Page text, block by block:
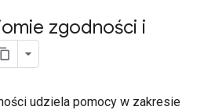
zgodności i
udziela pomocy w zakresie